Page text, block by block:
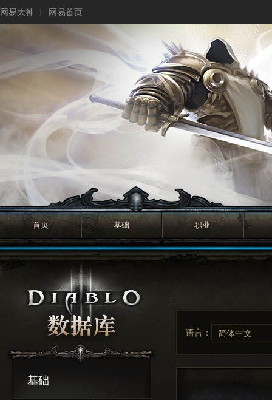
网易大神 网易首页
首页 基础 职业
基础
语言： 简体中文